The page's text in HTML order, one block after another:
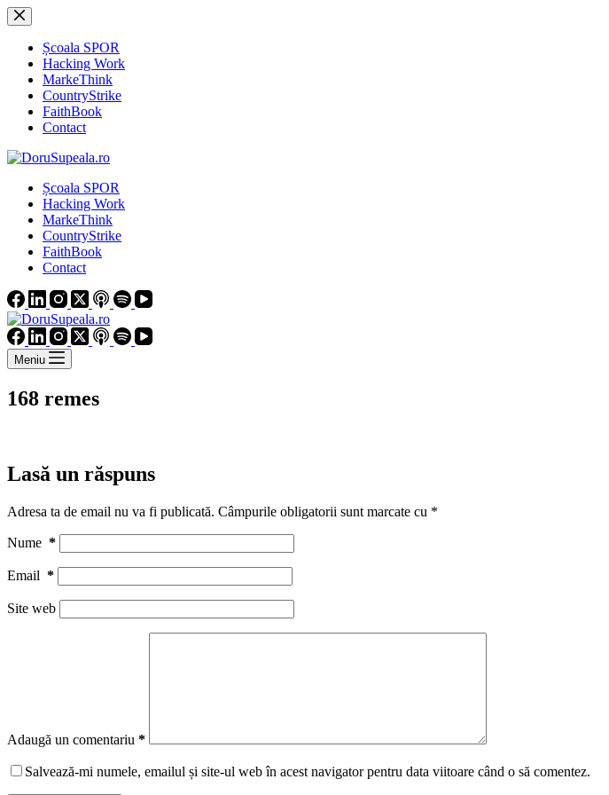
Sari
la
conținutȘcoala SPOR
Hacking Work
MarkeThink
CountryStrike
FaithBook
Contact
Școala SPOR
Hacking Work
MarkeThink
CountryStrike
FaithBook
Contact
Meniu
168 remes
Lasă un răspuns
Adresa ta de email nu va fi publicată. Câmpurile obligatorii sunt marcate cu *
Nume *
Email *
Site web
Adaugă un comentariu *
Salvează-mi numele, emailul și site-ul web în acest navigator pentru data viitoare când o să comentez.